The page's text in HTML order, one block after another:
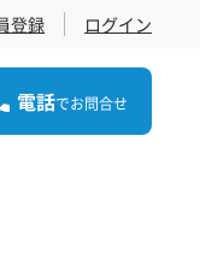
登録 ログイン
電話でお問合せ